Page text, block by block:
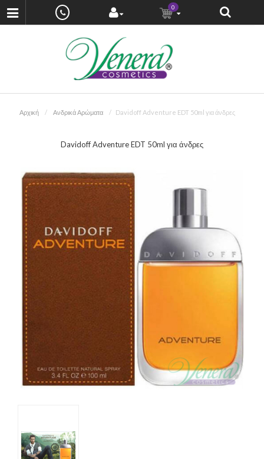
0
Αρχική Ανδρικά Αρώματα Davidoff Adventure EDT 50ml για άνδρες
Davidoff Adventure EDT 50ml για άνδρες